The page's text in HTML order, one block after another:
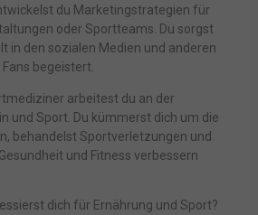
du Marketingstrategien für
oder Sportteams. Du sorgst
in den sozialen Medien und anderen
begeistert.
arbeitest du an der
und Sport. Du kümmerst dich um die
behandelst Sportverletzungen und
und Fitness verbessern
dich für Ernährung und Sport?